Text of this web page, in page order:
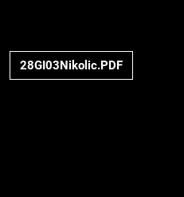
28GI03Nikolic.PDF